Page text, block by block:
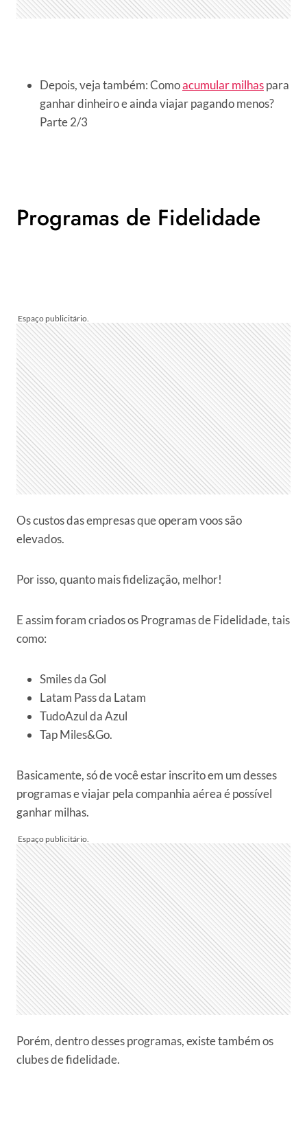
Depois, veja também: Comoacumular milhaspara
ganhar dinheiro e ainda viajar pagando menos?
Parte 2/3
Programas de Fidelidade
Os custos das empresas que operam voos são
elevados.
Por isso, quanto mais fidelização, melhor!
E assim foram criados os Programas de Fidelidade, tais
como:
Smiles da Gol
Latam Pass da Latam
TudoAzul da Azul
Tap Miles&Go.
Basicamente, só de você estar inscrito em um desses
programas e viajar pela companhia aérea é possível
ganhar milhas.
Porém, dentro desses programas, existe também os
clubes de fidelidade.